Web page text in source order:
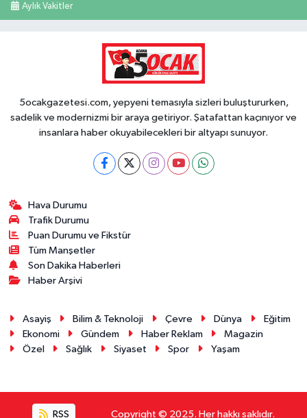
Aylık Vakitler
5ocakgazetesi.com, yepyeni temasıyla sizleri buluştururken,
sadelik ve modernizmi bir araya getiriyor. Şatafattan kaçınıyor ve
insanlara haber okuyabilecekleri bir altyapı sunuyor.
Hava Durumu
Trafik Durumu
Puan Durumu ve Fikstür
Tüm Manşetler
Son Dakika Haberleri
Haber Arşivi
Asayiş Bilim & Teknoloji Çevre Dünya
Eğitim
Ekonomi
Gündem Haber Reklam
Magazin
Özel
Sağlık Siyaset Spor Yaşam
RSS Copyright © 2025. Her hakkı saklıdır.